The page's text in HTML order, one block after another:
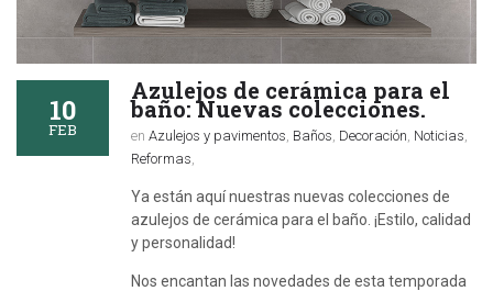
10
FEB
Azulejos de cerámica para el
baño: Nuevas colecciones.
en Azulejos y pavimentos Baños Decoración Noticias
Reformas
Ya están aquí nuestras nuevas colecciones de
azulejos de cerámica para el baño. ¡Estilo, calidad
y personalidad!
Nos encantan las novedades de esta temporada